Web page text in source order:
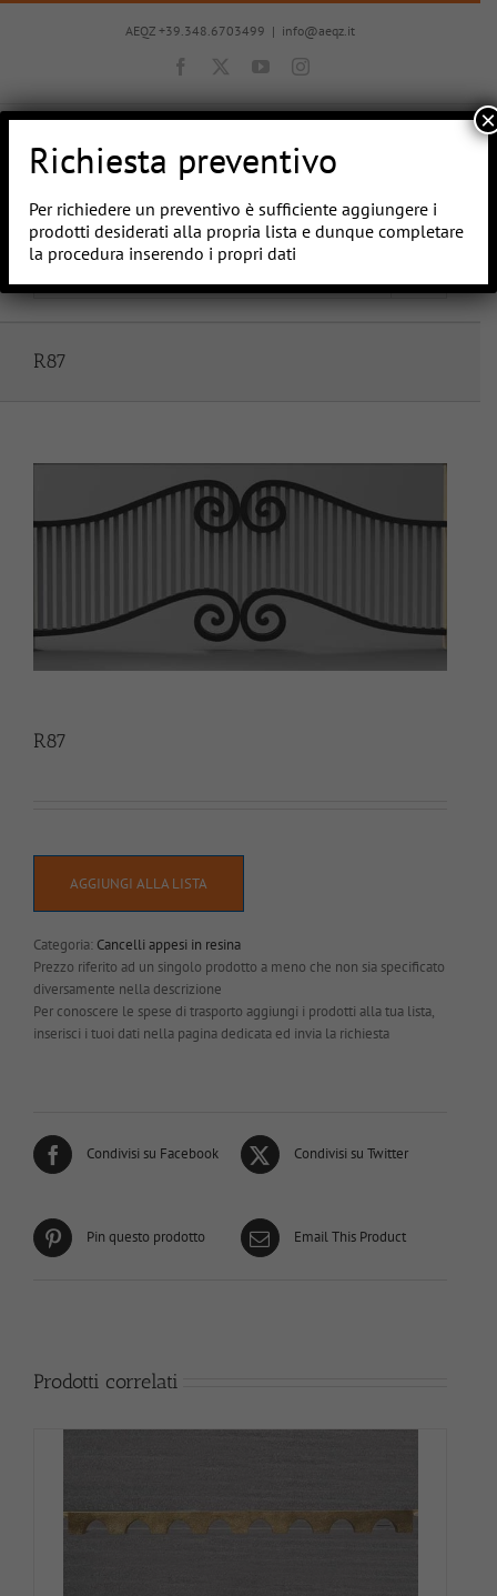
Salta
AEQZ +39.348.6703499 | info@aeqz.it
Facebook YouTubeInstagram
Vai a...
R87
R87
AGGIUNGI ALLA LISTA
Categoria: Cancelli appesi in resina
Prezzo riferito ad un singolo prodotto a meno che non sia specificato
diversamente nella descrizione
Per conoscere le spese di trasporto aggiungi i prodotti alla tua lista,
inserisci i tuoi dati nella pagina dedicata ed invia la richiesta
Condivisi su Facebook Condivisi su Twitter
Pin questo prodotto Email This Product
Prodotti correlati
Richiesta preventivo
Per richiedere un preventivo è sufficiente aggiungere i
prodotti desiderati alla propria lista e dunque completare
la procedura inserendo i propri dati
×